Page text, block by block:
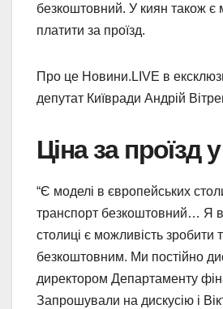
безкоштовний. У киян також є
платити за проїзд.
Про це Новини.LIVE в
депутат Київради Андрій
Ціна за проїзд
“Є моделі в європейських
транспорт безкоштовний… Я
столиці є можливість зробити
безкоштовним. Ми постійно
директором Департаменту
Запрошували на дискусію і